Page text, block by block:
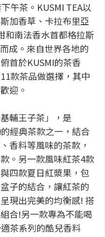
午茶。KUSMI TEA以
加香草、卡拉布里亞
和南法香水首都格拉斯
成。來自世界各地的
首於KUSMI的茶香
款茶品做選擇，其中
迎。
輔王子茶」，是
經典茶款之一，結合
香料等風味的茶款，
。另一款風味紅茶4款
四款夏日紅漿果，包
子的結合，讓紅茶的
現出完美的均衡感! 搭
合!另一款專為不能喝
茶系列的酷兒香料